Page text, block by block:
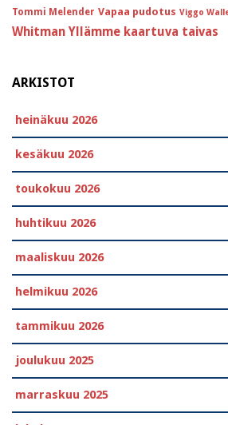
Tommi Melender Vapaa pudotus Viggo
Whitman Yllämme kaartuva taivas
ARKISTOT
heinäkuu 2026
kesäkuu 2026
toukokuu 2026
huhtikuu 2026
maaliskuu 2026
helmikuu 2026
tammikuu 2026
joulukuu 2025
marraskuu 2025